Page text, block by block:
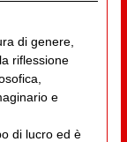
di genere,
riflessione
e
di lucro ed è